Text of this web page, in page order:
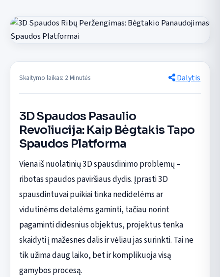
Skaitymo laikas: 2 Minutės Dalytis
3D Spaudos Pasaulio
Revoliucija: Kaip Bėgtakis Tapo
Spaudos Platforma
Viena iš nuolatinių 3D spausdinimo problemų –
ribotas spaudos paviršiaus dydis. Įprasti 3D
spausdintuvai puikiai tinka nedidelėms ar
vidutinėms detalėms gaminti, tačiau norint
pagaminti didesnius objektus, projektus tenka
skaidyti į mažesnes dalis ir vėliau jas surinkti. Tai ne
tik užima daug laiko, bet ir komplikuoja visą
gamybos procesą.